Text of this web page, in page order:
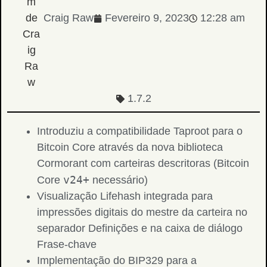
Craig Raw Fevereiro 9, 2023 12:28 am
1.7.2
Introduziu a compatibilidade Taproot para o
Bitcoin Core através da nova biblioteca
Cormorant com carteiras descritoras (Bitcoin
Core v24+ necessário)
Visualização Lifehash integrada para
impressões digitais do mestre da carteira no
separador Definições e na caixa de diálogo
Frase-chave
Implementação do BIP329 para a